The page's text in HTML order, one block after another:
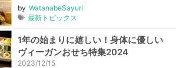
by WatanabeSayuri
最新トピックス
1年の始まりに嬉しい！身体に優しい
ヴィーガンおせち特集2024
2023/12/15